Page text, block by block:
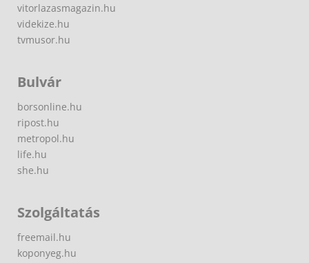
vitorlazasmagazin.hu
videkize.hu
tvmusor.hu
Bulvár
borsonline.hu
ripost.hu
metropol.hu
life.hu
she.hu
Szolgáltatás
freemail.hu
koponyeg.hu